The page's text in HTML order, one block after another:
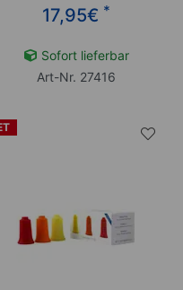
17,95€ *
Sofort lieferbar
Art-Nr. 27416